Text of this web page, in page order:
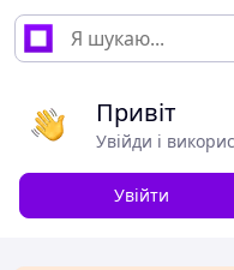
Привіт
Увійди і
Увійти